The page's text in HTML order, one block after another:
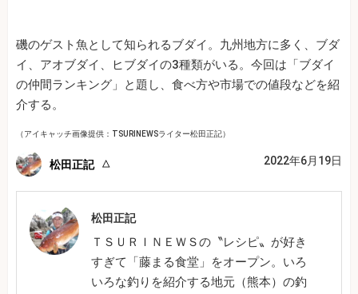
磯のゲスト魚として知られるブダイ。九州地方に多く、ブダ
イ、アオブダイ、ヒブダイの3種類がいる。今回は「ブダイ
の仲間ランキング」と題し、食べ方や市場での値段などを紹
介する。
（アイキャッチ画像提供：TSURINEWSライター松田正記）
松田正記 2022年6月19日
松田正記
ＴＳＵＲＩＮＥＷＳの〝レシピ〟が好き
すぎて「藤まる食堂」をオープン。いろ
いろな釣りを紹介する地元（熊本）の釣